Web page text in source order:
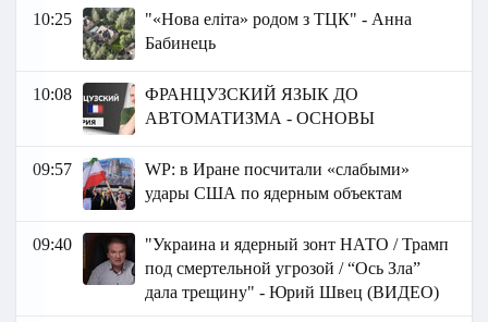
10:25
"«Нова еліта» родом з ТЦК" - Анна
Бабинець
10:08
ФРАНЦУЗСКИЙ ЯЗЫК ДО
АВТОМАТИЗМА - ОСНОВЫ
09:57
WP: в Иране посчитали «слабыми»
удары США по ядерным объектам
09:40
"Украина и ядерный зонт НАТО / Трамп
под смертельной угрозой / “Ось Зла”
дала трещину" - Юрий Швец (ВИДЕО)